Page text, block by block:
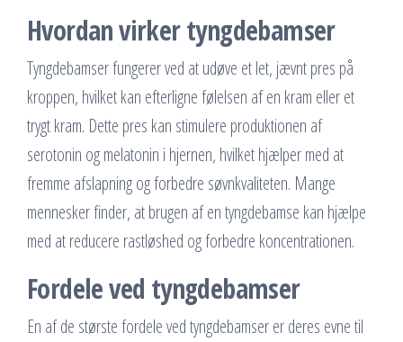
Hvordan virker tyngdebamser
Tyngdebamser fungerer ved at udøve et let, jævnt pres på
kroppen, hvilket kan efterligne følelsen af en kram eller et
trygt kram. Dette pres kan stimulere produktionen af
serotonin og melatonin i hjernen, hvilket hjælper med at
fremme afslapning og forbedre søvnkvaliteten. Mange
mennesker finder, at brugen af en tyngdebamse kan hjælpe
med at reducere rastløshed og forbedre koncentrationen.
Fordele ved tyngdebamser
En af de største fordele ved tyngdebamser er deres evne til